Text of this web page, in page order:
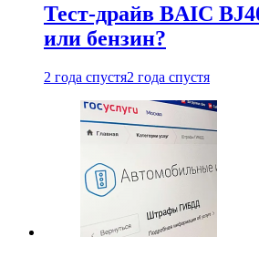
Тест-драйв BAIC
или бензин?
2 года спустя2 года спустя